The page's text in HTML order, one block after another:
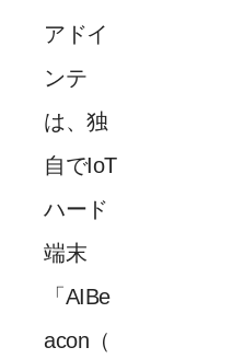
アドイ
ンテ
は、独
自でIoT
ハード
端末
「AIBe
acon（